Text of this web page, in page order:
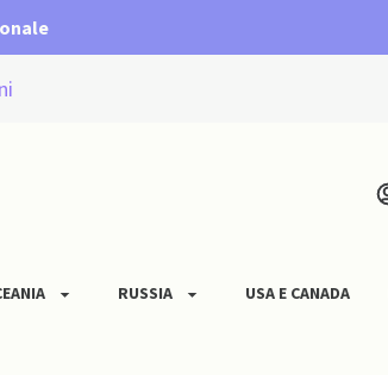
RUSSIA USA E CANADA